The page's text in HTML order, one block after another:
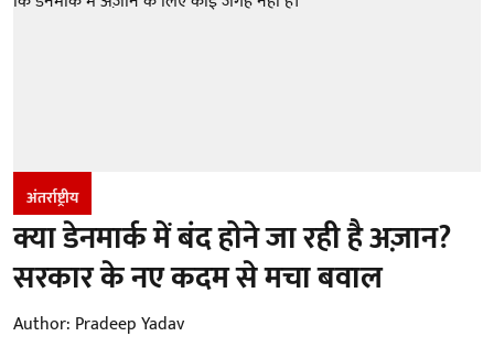
अंतर्राष्ट्रीय
क्या डेनमार्क में बंद होने जा रही है अज़ान?
सरकार के नए कदम से मचा बवाल
Author: Pradeep Yadav